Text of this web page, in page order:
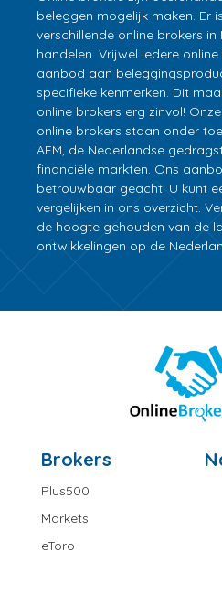
beleggen mogelijk maken. Er
verschillende online brokers
handelen. Vrijwel iedere
aanbod aan
specifieke kenmerken. Dit
online brokers erg zinvol!
online brokers staan onder
AFM, de Nederlandse
financiële markten. Ons
betrouwbaar geacht! U kunt
vergelijken in ons overzicht.
de hoogte gehouden van de
ontwikkelingen op de
Brokers
Plus500
Markets
eToro